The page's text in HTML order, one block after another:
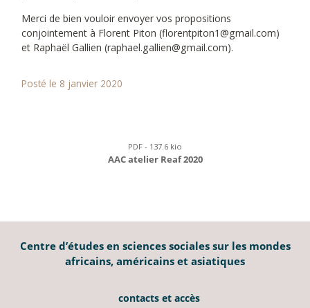
Merci de bien vouloir envoyer vos propositions
conjointement à Florent Piton (florentpiton1@gmail.com)
et Raphaël Gallien (raphael.gallien@gmail.com).
Posté le 8 janvier 2020
PDF - 137.6 kio
AAC atelier Reaf 2020
Centre d’études en sciences sociales sur les mondes
africains, américains et asiatiques
contacts et accès